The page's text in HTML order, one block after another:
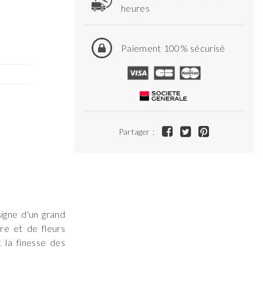
heures
Paiement 100% sécurisé
Partager :
d'un grand
et de fleurs
la finesse des